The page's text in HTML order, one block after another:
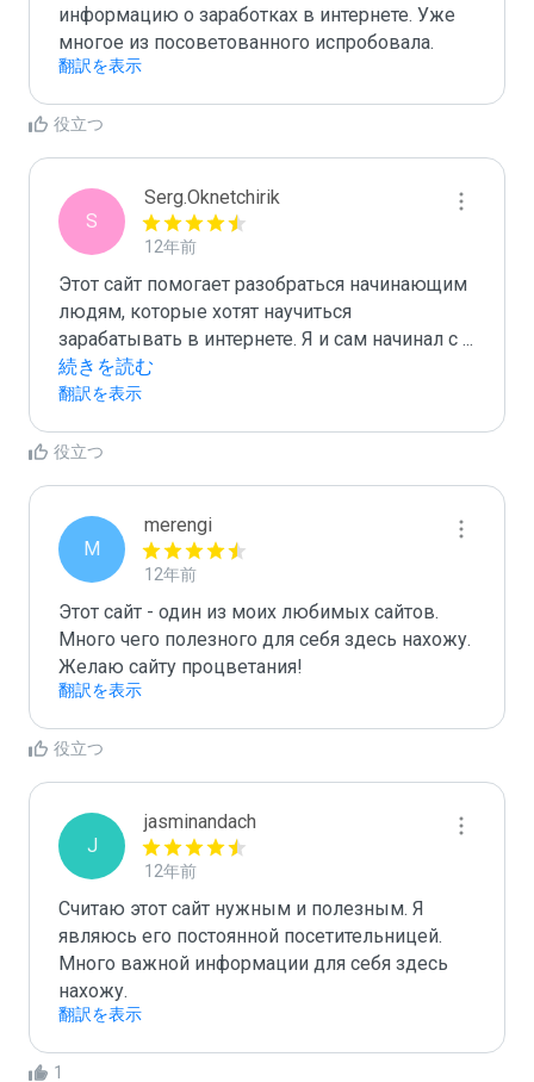
информацию о заработках в интернете. Уже
многое из посоветованного испробовала.
翻訳を表示
役立つ
S
Serg.Oknetchirik
12年前
Этот сайт помогает разобраться начинающим
людям, которые хотят научиться
зарабатывать в интернете. Я и сам начинал с ...
続きを読む
翻訳を表示
役立つ
M
merengi
12年前
Этот сайт - один из моих любимых сайтов.
Много чего полезного для себя здесь нахожу.
Желаю сайту процветания!
翻訳を表示
役立つ
J
jasminandach
12年前
Считаю этот сайт нужным и полезным. Я
являюсь его постоянной посетительницей.
Много важной информации для себя здесь
нахожу.
翻訳を表示
1